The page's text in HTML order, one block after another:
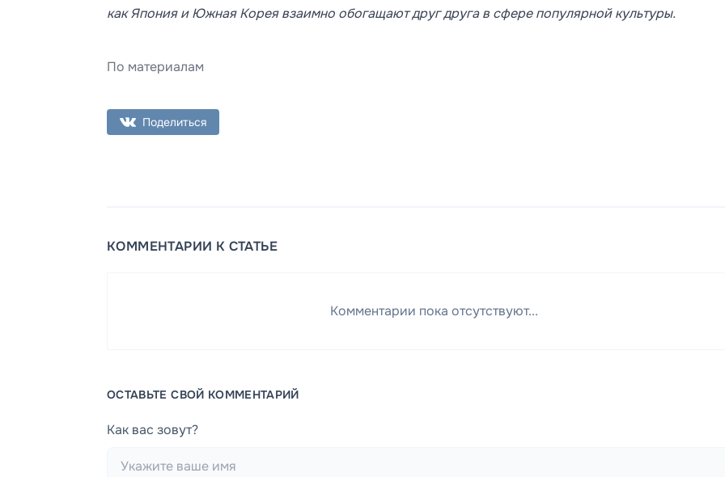
как Япония и Южная Корея взаимно обогащают друг друга в сфере популярной культуры.
По материалам
Поделиться
КОММЕНТАРИИ К СТАТЬЕ
Комментарии пока отсутствуют...
ОСТАВЬТЕ СВОЙ КОММЕНТАРИЙ
Как вас зовут?